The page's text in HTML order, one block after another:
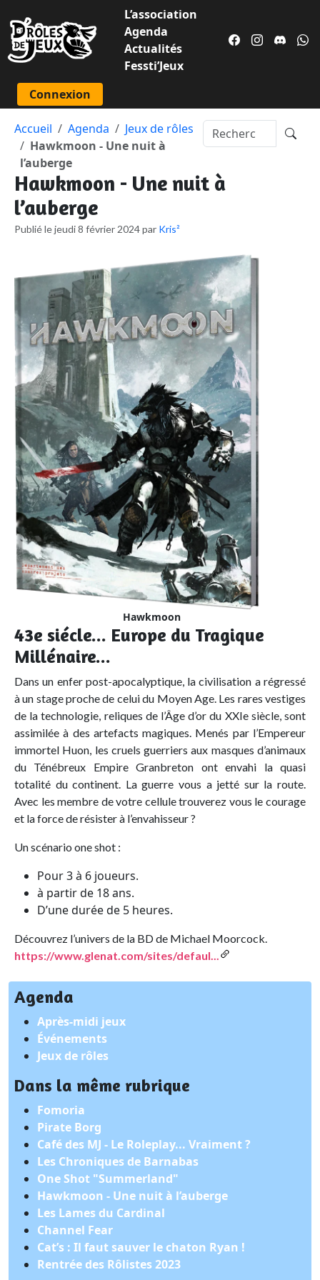
L’association
Agenda
Actualités
Fessti’Jeux
Connexion
Accueil Agenda
Jeux de rôles
Hawkmoon - Une nuit à
l’auberge
Hawkmoon - Une nuit à
l’auberge
Publié le jeudi 8 février 2024 par Kris²
Hawkmoon
43e siécle... Europe du Tragique
Millénaire...
Dans un enfer post-apocalyptique, la civilisation a régressé
à un stage proche de celui du Moyen Age. Les rares vestiges
de la technologie, reliques de l’Âge d’or du XXIe siècle, sont
assimilée à des artefacts magiques. Menés par l’Empereur
immortel Huon, les cruels guerriers aux masques d’animaux
du Ténébreux Empire Granbreton ont envahi la quasi
totalité du continent. La guerre vous a jetté sur la route.
Avec les membre de votre cellule trouverez vous le courage
et la force de résister à l’envahisseur ?
Un scénario one shot :
Pour 3 à 6 joueurs.
à partir de 18 ans.
D’une durée de 5 heures.
Découvrez l’univers de la BD de Michael Moorcock.
https://www.glenat.com/sites/defaul...
Agenda
Après-midi jeux
Événements
Jeux de rôles
Dans la même rubrique
Fomoria
Pirate Borg
Café des MJ - Le Roleplay... Vraiment ?
Les Chroniques de Barnabas
One Shot "Summerland"
Hawkmoon - Une nuit à l’auberge
Les Lames du Cardinal
Channel Fear
Cat’s : Il faut sauver le chaton Ryan !
Rentrée des Rôlistes 2023